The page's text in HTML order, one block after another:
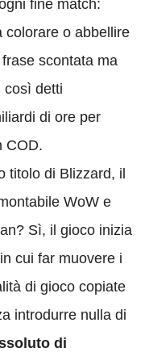
fine match:
colorare o abbellire
scontata ma
così detti
di ore per
COD.
titolo di Blizzard, il
WoW e
Sì, il gioco inizia
cui far muovere i
di gioco copiate
introdurre nulla di
di